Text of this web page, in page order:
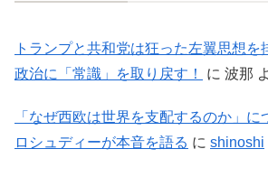
トランプと共和党は狂った左翼思想を
政治に「常識」を取り戻す！
に 波那
「なぜ西欧は世界を支配するのか」に
ロシュディーが本音を語る に shinoshi